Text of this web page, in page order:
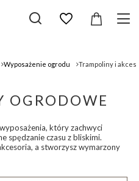
Wyposażenie ogrodu Trampoliny i
OGRODOWE
który zachwyci
spędzanie czasu z bliskimi.
a stworzysz wymarzony